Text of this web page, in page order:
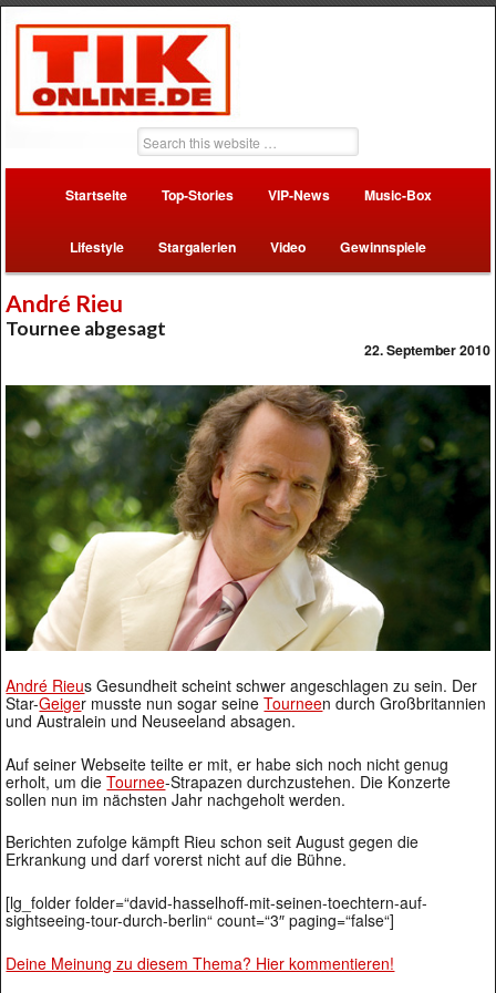
Startseite Top-Stories VIP-News Music-Box
Lifestyle Stargalerien Video Gewinnspiele
André Rieu
Tournee abgesagt
22. September 2010
André Rieus Gesundheit scheint schwer angeschlagen zu sein. Der
Star-Geiger musste nun sogar seineTourneen durch Großbritannien
und Australein und Neuseeland absagen.
Auf seiner Webseite teilte er mit, er habe sich noch nicht genug
erholt, um dieTournee-Strapazen durchzustehen. Die Konzerte
sollen nun im nächsten Jahr nachgeholt werden.
Berichten zufolge kämpft Rieu schon seit August gegen die
Erkrankung und darf vorerst nicht auf die Bühne.
[lg_folder folder=“david-hasselhoff-mit-seinen-toechtern-auf-
sightseeing-tour-durch-berlin“ count=“3″ paging=“false“]
Deine Meinung zu diesem Thema? Hier kommentieren!